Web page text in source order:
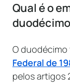
Qual é o
O duodécimo
Federal de
pelos artigos